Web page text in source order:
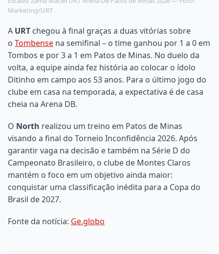
Marketing/URT
A URT chegou à final graças a duas vitórias sobre
o Tombense na semifinal – o time ganhou por 1 a 0 em
Tombos e por 3 a 1 em Patos de Minas. No duelo da
volta, a equipe ainda fez história ao colocar o ídolo
Ditinho em campo aos 53 anos. Para o último jogo do
clube em casa na temporada, a expectativa é de casa
cheia na Arena DB.
O North realizou um treino em Patos de Minas
visando a final do Torneio Inconfidência 2026. Após
garantir vaga na decisão e também na Série D do
Campeonato Brasileiro, o clube de Montes Claros
mantém o foco em um objetivo ainda maior:
conquistar uma classificação inédita para a Copa do
Brasil de 2027.
Fonte da notícia: Ge.globo